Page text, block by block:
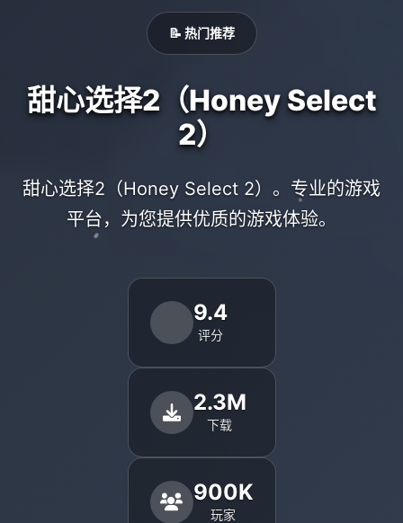
📝 热门推荐
甜心选择2（Honey Select
2）
甜心选择2（Honey Select 2）。专业的游戏
平台，为您提供优质的游戏体验。
9.4
评分
2.3M
下载
900K
玩家